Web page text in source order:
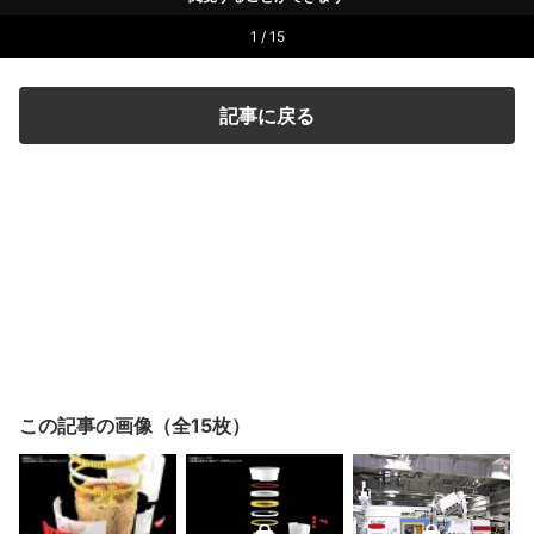
1 / 15
記事に戻る
この記事の画像（全15枚）